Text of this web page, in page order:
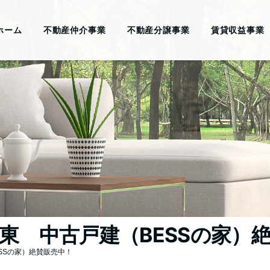
ーム 不動産仲介事業 不動産分譲事業 賃貸収益事業
中古戸建（BESSの家）絶
の家）絶賛販売中！